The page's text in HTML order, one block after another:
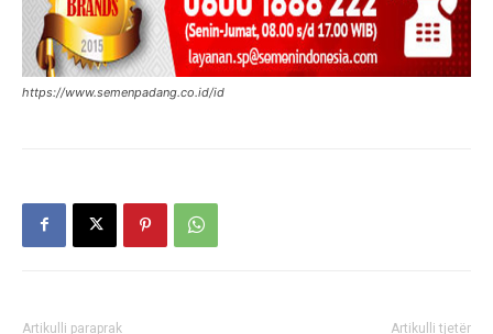
https://www.semenpadang.co.id/id
Artikulli paraprak Artikulli tjetër